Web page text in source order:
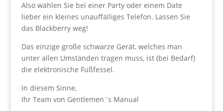
Also wählen Sie bei einer Party oder einem Date
lieber ein kleines unauffälliges Telefon. Lassen Sie
das Blackberry weg!
Das einzige große schwarze Gerät, welches man
unter allen Umständen tragen muss, ist (bei Bedarf)
die elektronische Fußfessel.
In diesem Sinne,
Ihr Team von Gentlemen´s Manual